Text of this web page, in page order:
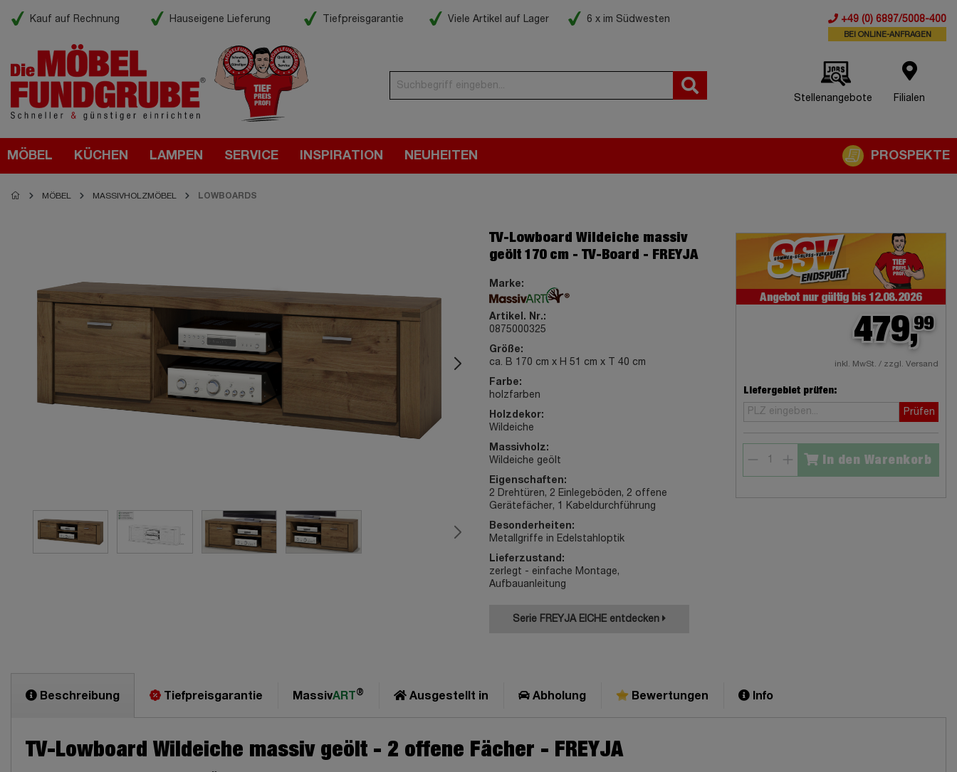
Kauf auf Rechnung Hauseigene Lieferung Tiefpreisgarantie Viele Artikel auf Lager 6 x im Südwesten +49 (0) 6897/5008-400
BEI ONLINE-ANFRAGEN
Stellenangebote Filialen
MÖBEL KÜCHEN LAMPEN SERVICE INSPIRATION NEUHEITEN PROSPEKTE
MÖBEL MASSIVHOLZMÖBEL LOWBOARDS
TV-Lowboard Wildeiche massiv
geölt 170 cm - TV-Board - FREYJA
Marke:
Artikel. Nr.:
0875000325
Größe:
ca. B 170 cm x H 51 cm x T 40 cm
Farbe:
holzfarben
Holzdekor:
Wildeiche
Massivholz:
Wildeiche geölt
Eigenschaften:
2 Drehtüren, 2 Einlegeböden, 2 offene
Gerätefächer, 1 Kabeldurchführung
Besonderheiten:
Metallgriffe in Edelstahloptik
Lieferzustand:
zerlegt - einfache Montage,
Aufbauanleitung
Serie FREYJA EICHE entdecken
479,99
inkl. MwSt. / zzgl. Versand
Liefergebiet prüfen:
Prüfen
In den Warenkorb
Beschreibung Tiefpreisgarantie MassivART® Ausgestellt in Abholung Bewertungen Info
TV-Lowboard Wildeiche massiv geölt - 2 offene Fächer - FREYJA